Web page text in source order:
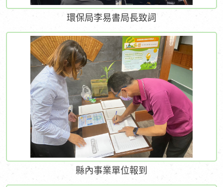
環保局李易書局長致詞
縣內事業單位報到